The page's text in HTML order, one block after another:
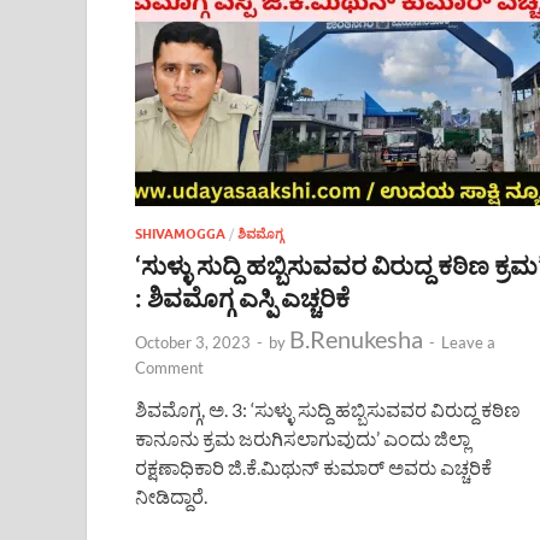
SHIVAMOGGA / ಶಿವಮೊಗ್ಗ
‘ಸುಳ್ಳು ಸುದ್ದಿ ಹಬ್ಬಿಸುವವರ ವಿರುದ್ದ ಕಠಿಣ
: ಶಿವಮೊಗ್ಗ ಎಸ್ಪಿ ಎಚ್ಚರಿಕೆ
October 3, 2023 - by B.Renukesha - Leave a
Comment
ಶಿವಮೊಗ್ಗ, ಅ. 3: ‘ಸುಳ್ಳು ಸುದ್ದಿ ಹಬ್ಬಿಸುವವರ ವಿರುದ್ದ ಕಠಿಣ
ಕಾನೂನು ಕ್ರಮ ಜರುಗಿಸಲಾಗುವುದು’ ಎಂದು ಜಿಲ್ಲಾ
ರಕ್ಷಣಾಧಿಕಾರಿ ಜಿ.ಕೆ.ಮಿಥುನ್ ಕುಮಾರ್ ಅವರು ಎಚ್ಚರಿಕೆ
ನೀಡಿದ್ದಾರೆ.